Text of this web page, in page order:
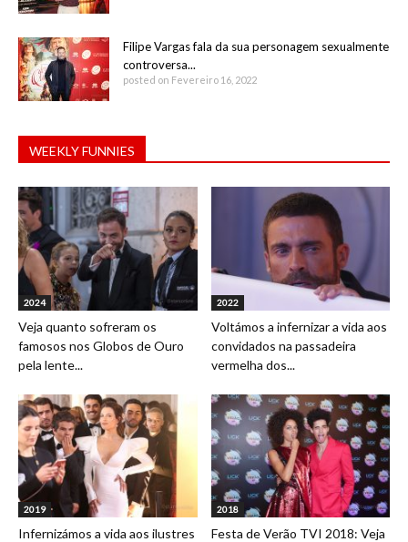
Filipe Vargas fala da sua personagem sexualmente
controversa...
posted on Fevereiro 16, 2022
WEEKLY FUNNIES
2024
Veja quanto sofreram os
famosos nos Globos de Ouro
pela lente...
2022
Voltámos a infernizar a vida aos
convidados na passadeira
vermelha dos...
2019
Infernizámos a vida aos ilustres
2018
Festa de Verão TVI 2018: Veja